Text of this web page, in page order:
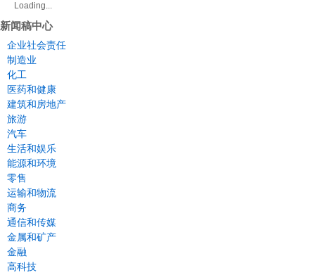
Loading...
新闻稿中心
企业社会责任
制造业
化工
医药和健康
建筑和房地产
旅游
汽车
生活和娱乐
能源和环境
零售
运输和物流
商务
通信和传媒
金属和矿产
金融
高科技